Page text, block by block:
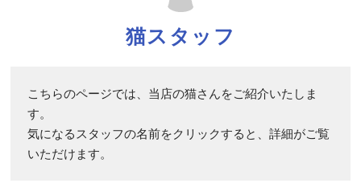
猫スタッフ
こちらのページでは、当店の猫さんをご紹介いたしま
す。
気になるスタッフの名前をクリックすると、詳細がご覧
いただけます。